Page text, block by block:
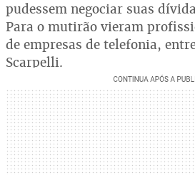
pudessem negociar suas
Para o mutirão vieram
de empresas de telefonia,
Scarpelli.